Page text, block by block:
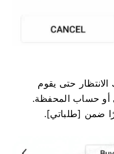
حتى يقوم
أو حساب المحفظة.
ضمن [طلباتي].